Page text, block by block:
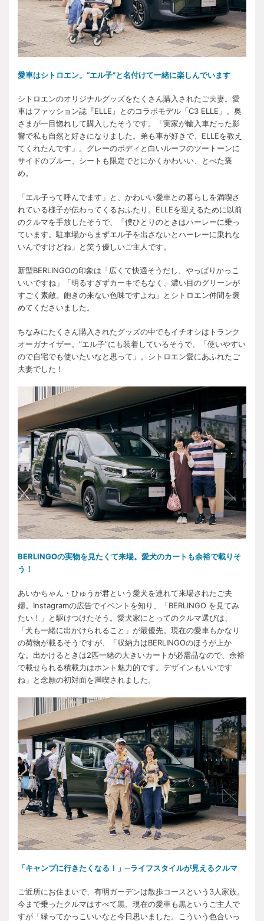
愛車はシトロエン。“エル子”と名付けて一緒に楽しんでいます
シトロエンのオリジナルグッズをたくさん購入されたご夫妻。愛
車はファッション誌『ELLE』とのコラボモデル「C3 ELLE」。奥
さまが一目惚れして購入したそうです。「実家が輸入車だった影
響で私も自然と好きになりました。弟も車が好きで、ELLEを教え
てくれたんです」。グレーのボディと白いルーフのツートーンに
サイドのブルー、シートも限定でとにかくかわいい、とべた褒
め。
「エル子って呼んでます」と、かわいい愛車との暮らしを満喫さ
れている様子が伝わってくるおふたり。ELLEを迎えるために以前
のクルマを手放したそうで、「僕ひとりのときはハーレーに乗っ
ています。駐車場からまずエル子を出さないとハーレーに乗れな
いんですけどね」と笑う優しいご主人です。
新型BERLINGOの印象は「広くて快適そうだし、やっぱりかっこ
いいですね」「明るすぎずカーキでもなく、濃い目のグリーンが
すごく素敵。飽きの来ない色味ですよね」とシトロエン仲間を褒
めてくださいました。
ちなみにたくさん購入されたグッズの中でもイチオシはトランク
オーガナイザー。”エル子”にも装着しているそうで、「使いやすい
ので自宅でも使いたいなと思って」。シトロエン愛にあふれたご
夫妻でした！
BERLINGOの実物を見たくて来場。愛犬のカートも余裕で載りそ
う！
あいかちゃん・ひゅうが君という愛犬を連れて来場されたご夫
婦。Instagramの広告でイベントを知り、「BERLINGO を見てみ
たい！」と駆けつけたそう。愛犬家にとってのクルマ選びは、
「犬も一緒に出かけられること」が最優先。現在の愛車もかなり
の荷物が載るそうですが、「収納力はBERLINGOのほうが上か
な。出かけるときは2匹一緒の大きいカートが必需品なので、余裕
で載せられる積載力はホント魅力的です。デザインもいいです
ね」と念願の初対面を満喫されました。
「キャンプに行きたくなる！」─ライフスタイルが見えるクルマ
ご近所にお住まいで、有明ガーデンは散歩コースという3人家族。
今まで乗ったクルマはすべて黒、現在の愛車も黒というご主人で
すが「緑ってかっこいいなと今日思いました。こういう色合いっ